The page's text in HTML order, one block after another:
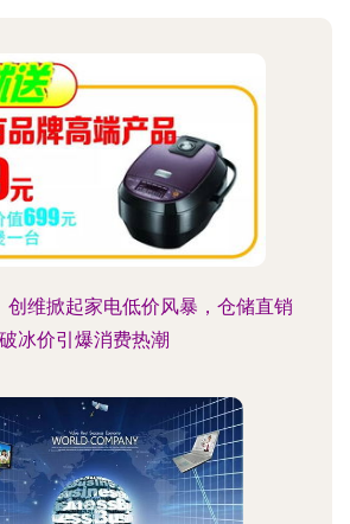
创维掀起家电低价风暴，仓储直销
破冰价引爆消费热潮